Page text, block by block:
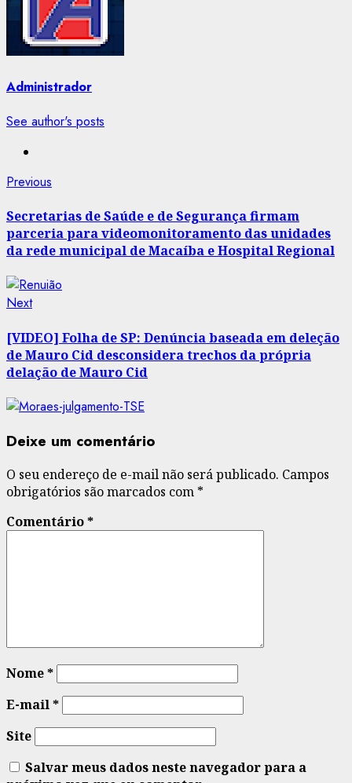
Administrador
See author's posts
Post
navigation
Previous
Secretarias de Saúde e de Segurança firmam
parceria para videomonitoramento das unidades
da rede municipal de Macaíba e Hospital Regional
NextNext
[VIDEO] Folha de SP: Denúncia baseada em deleção
de Mauro Cid desconsidera trechos da própria
delação de Mauro Cid
Deixe um comentário
O seu endereço de e-mail não será publicado. Campos
obrigatórios são marcados com *
Comentário*
Nome*
E-mail*
Site
Salvar meus dados neste navegador para a